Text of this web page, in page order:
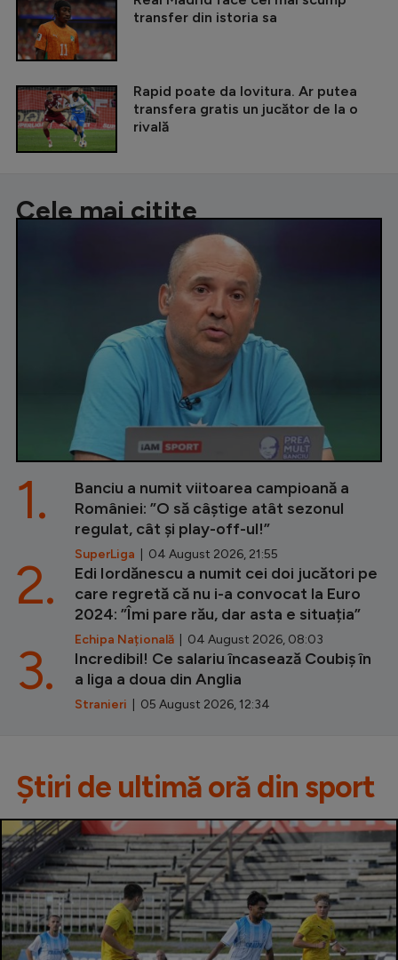
transfer din istoria sa
Rapid poate da lovitura. Ar putea
transfera gratis un jucător de la o
rivală
Cele mai citite
Banciu a numit viitoarea campioană a
României: ”O să câștige atât sezonul
regulat, cât și play-off-ul!”
SuperLiga | 04 August 2026, 21:55
1.
Edi Iordănescu a numit cei doi jucători pe
care regretă că nu i-a convocat la Euro
2024: ”Îmi pare rău, dar asta e situația”
Echipa Națională | 04 August 2026, 08:03
2.
Incredibil! Ce salariu încasează Coubiș în
a liga a doua din Anglia
Stranieri | 05 August 2026, 12:34
3.
Știri de ultimă oră din sport